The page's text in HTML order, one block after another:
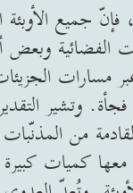
فإنّ جميع
الفضائية وبعض
مسارات
فجأة. وتشير
من
معها كميات